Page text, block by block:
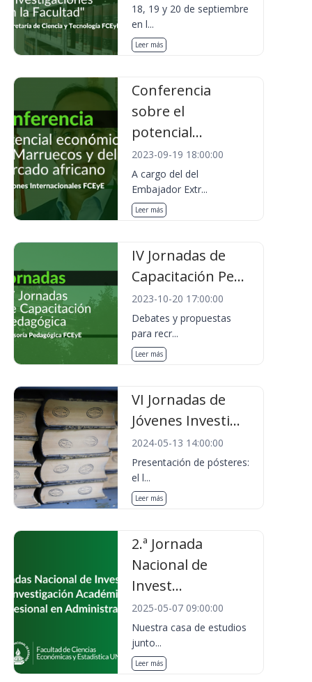
18, 19 y 20 de septiembre
en l...
Leer más
Conferencia
sobre el
potencial...
2023-09-19 18:00:00
A cargo del del
Embajador Extr...
Leer más
IV Jornadas de
Capacitación Pe...
2023-10-20 17:00:00
Debates y propuestas
para recr...
Leer más
VI Jornadas de
Jóvenes Investi...
2024-05-13 14:00:00
Presentación de pósteres:
el l...
Leer más
2.ª Jornada
Nacional de
Invest...
2025-05-07 09:00:00
Nuestra casa de estudios
junto...
Leer más